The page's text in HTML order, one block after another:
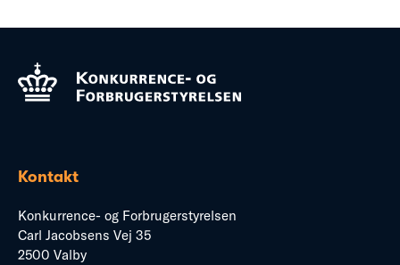
Kontakt
Konkurrence- og Forbrugerstyrelsen
Carl Jacobsens Vej 35
2500 Valby